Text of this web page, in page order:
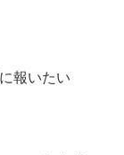
報いたい